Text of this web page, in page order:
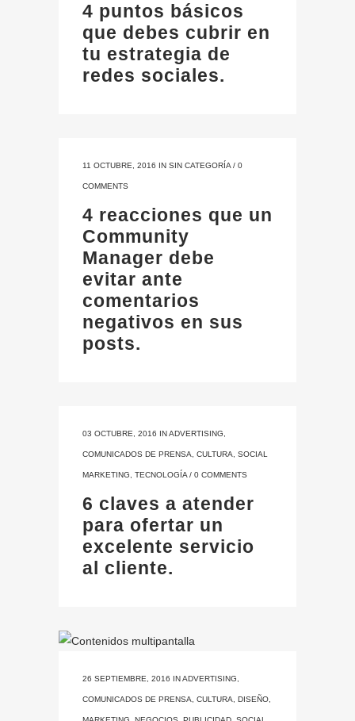
4 puntos básicos
que debes cubrir en
tu estrategia de
redes sociales.
11 OCTUBRE, 2016 IN SIN CATEGORÍA / 0
COMMENTS
4 reacciones que un
Community
Manager debe
evitar ante
comentarios
negativos en sus
posts.
03 OCTUBRE, 2016 INADVERTISING
COMUNICADOS DE PRENSA CULTURA SOCIAL
MARKETING TECNOLOGÍA / 0 COMMENTS
6 claves a atender
para ofertar un
excelente servicio
al cliente.
26 SEPTIEMBRE, 2016 INADVERTISING
COMUNICADOS DE PRENSA CULTURA DISEÑO